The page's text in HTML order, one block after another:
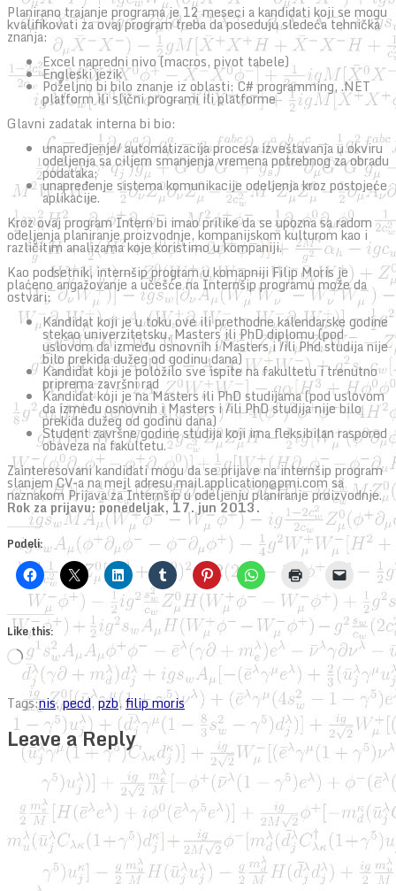
Planirano trajanje programa je 12 meseci a kandidati koji se mogu
kvalifikovati za ovaj program treba da poseduju sledeća tehnička
znanja:
Excel napredni nivo (macros, pivot tabele)
Engleski jezik
Poželjno bi bilo znanje iz oblasti: C# programming, .NET
platform ili slični programi ili platforme
Glavni zadatak interna bi bio:
unapredjenje/ automatizacija procesa izveštavanja u okviru
odeljenja sa ciljem smanjenja vremena potrebnog za obradu
podataka;
unapređenje sistema komunikacije odeljenja kroz postojeće
aplikacije.
Kroz ovaj program Intern bi imao prilike da se upozna sa radom
odeljenja planiranje proizvodnje, kompanijskom kulturom kao i
različitim analizama koje koristimo u kompaniji.
Kao podsetnik, internšip program u komapniji Filip Moris je
plaćeno angažovanje a učešće na Internšip programu može da
ostvari:
Kandidat koji je u toku ove ili prethodne kalendarske godine
stekao univerzitetsku, Masters ili PhD diplomu (pod
uslovom da između osnovnih i Masters i /ili Phd studija nije
bilo prekida dužeg od godinu dana)
Kandidat koji je položilo sve ispite na fakultetu i trenutno
priprema završni rad
Kandidat koji je na Masters ili PhD studijama (pod uslovom
da između osnovnih i Masters i /ili PhD studija nije bilo
prekida dužeg od godinu dana)
Student završne godine studija koji ima fleksibilan raspored
obaveza na fakultetu.
Zainteresovani kandidati mogu da se prijave na internšip program
slanjem CV-a na mejl adresu mail.application@pmi.com sa
naznakom Prijava za Internšip u odeljenju planiranje proizvodnje.
Rok za prijavu: ponedeljak, 17. jun 2013.
Podeli:
Like this:
Loading…
Tags:nis,pecd,pzb,filip moris
Leave a Reply